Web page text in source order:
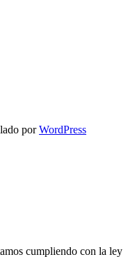
porWordPress
cumpliendo con la ley